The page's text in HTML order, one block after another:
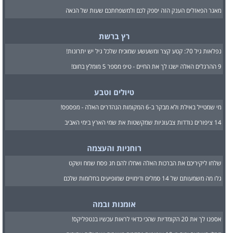
מאגר הפאזלים הענק הזה יספק לכם ולמשפחתכם שעות של הנאה
רץ ברשת
נפלאות גיל 70: קטע קצר ומשעשע שמוכיח שלכל גיל יש יתרונות!
9 ההרגלים האלה ישנו לך את החיים - טיפ מספר 5 מומלץ בחום!
טיולים וטבע
מי שמטייל באילת ולא מבקר ב-6 המקומות הנהדרים האלה - מפספס!
14 ציפורים נודדות צבעוניות שמקשטות את שמי הארץ בימי האביב
רוחניות והעצמה
שלחו ליקיריכם את הברכות האלה ואחלו להם חג פסח שמח ושקט
גלו מה משמעותם של 14 סמלים ודימויים שמופיעים בחלומות שלכם
אומנות ובמה
אספנו לך את 20 הקומדיות שהכי כדאי לראות עכשיו בנטפליקס!